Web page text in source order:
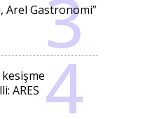
Arel Gastronomi”
ARES